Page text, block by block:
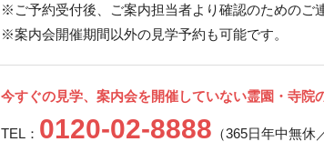
※ご予約受付後、ご案内担当者より確認のためのご
※案内会開催期間以外の見学予約も可能です。
今すぐの見学、案内会を開催していない霊園・寺
TEL： 0120-02-8888 （365日年中無休